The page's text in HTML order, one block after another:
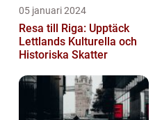
05 januari 2024
Resa till Riga: Upptäck
Lettlands Kulturella och
Historiska Skatter